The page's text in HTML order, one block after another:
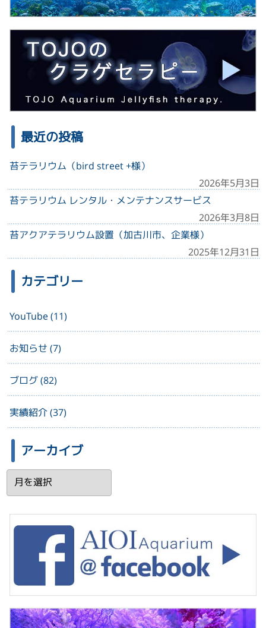
最近の投稿
苔テラリウム（bird street +様）
2026年5月3日
苔テラリウム レンタル・メンテナンスサービス
2026年3月8日
苔アクアテラリウム設置（加古川市、企業様）
2025年12月31日
カテゴリー
YouTube (11)
お知らせ (7)
ブログ (82)
実績紹介 (37)
アーカイブ
ブ